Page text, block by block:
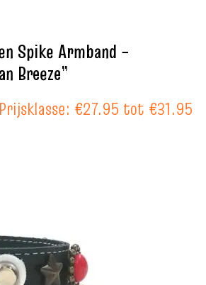
Spike Armband –
Breeze”
Prijsklasse: €27.95 tot €31.95